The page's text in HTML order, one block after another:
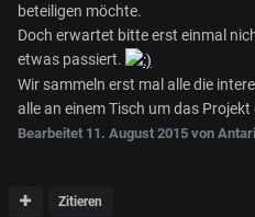
beteiligen möchte.
Doch erwartet bitte erst einmal
etwas passiert.
Wir sammeln erst mal alle die
alle an einem Tisch um das
Bearbeitet 11. August 2015 von
Zitieren